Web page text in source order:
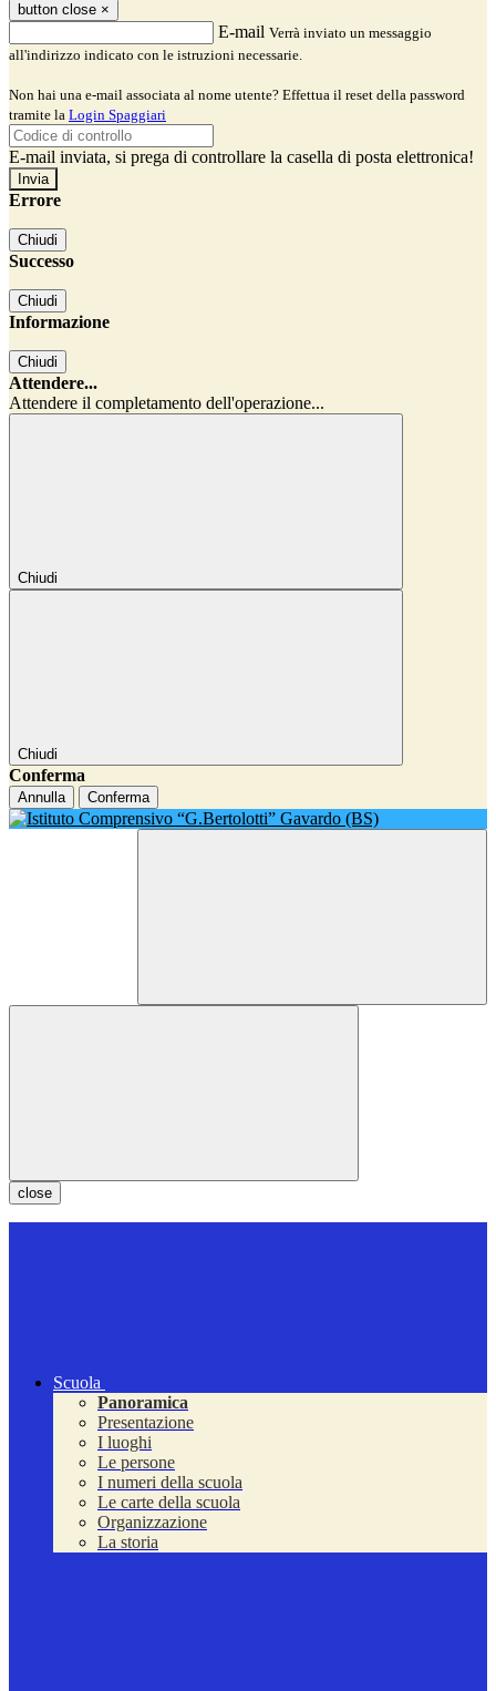
button close ×
E-mail Verrà inviato un messaggio
all'indirizzo indicato con le istruzioni necessarie.
Non hai una e-mail associata al nome utente? Effettua il reset della password
tramite la Login Spaggiari
E-mail inviata, si prega di controllare la casella di posta elettronica!
Errore
Chiudi
Successo
Chiudi
Informazione
Chiudi
Attendere...
Attendere il completamento dell'operazione...
Chiudi
Chiudi
Conferma
Annulla Conferma
close
Scuola
Panoramica
Presentazione
I luoghi
Le persone
I numeri della scuola
Le carte della scuola
Organizzazione
La storia